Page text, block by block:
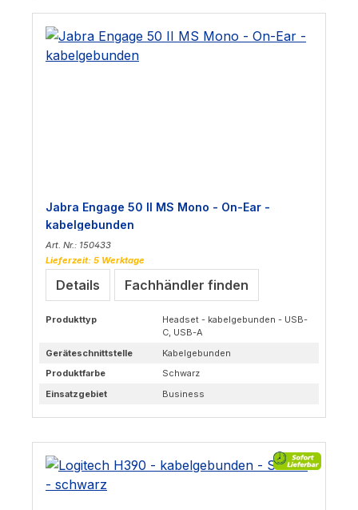
Jabra Engage 50 II MS Mono - On-Ear -
kabelgebunden
Art. Nr.: 150433
Lieferzeit: 5 Werktage
Details Fachhändler finden
Produkttyp
Headset - kabelgebunden - USB-
C, USB-A
Geräteschnittstelle
Kabelgebunden
Produktfarbe
Schwarz
Einsatzgebiet
Business